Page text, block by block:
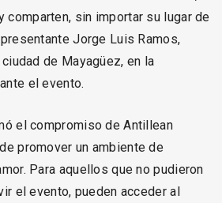
comparten, sin importar su lugar de
Jorge Luis Ramos,
de Mayagüez, en la
el evento.
el compromiso de Antillean
promover un ambiente de
Para aquellos que no pudieron
el evento, pueden acceder al